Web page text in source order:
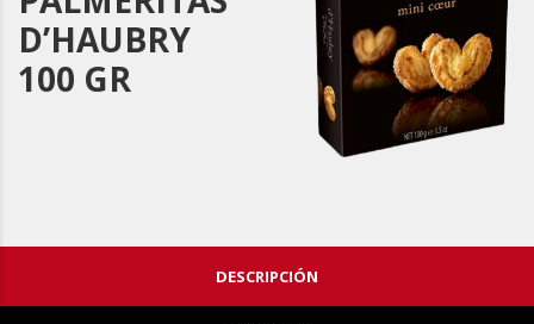
D’HAUBRY
100 GR
DESCRIPCIÓN